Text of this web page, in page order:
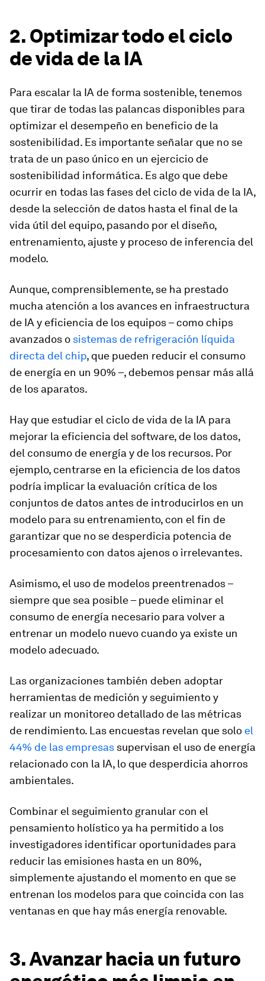
2. Optimizar todo el ciclo
de vida de la IA
Para escalar la IA de forma sostenible, tenemos
que tirar de todas las palancas disponibles para
optimizar el desempeño en beneficio de la
sostenibilidad. Es importante señalar que no se
trata de un paso único en un ejercicio de
sostenibilidad informática. Es algo que debe
ocurrir en todas las fases del ciclo de vida de la IA,
desde la selección de datos hasta el final de la
vida útil del equipo, pasando por el diseño,
entrenamiento, ajuste y proceso de inferencia del
modelo.
Aunque, comprensiblemente, se ha prestado
mucha atención a los avances en infraestructura
de IA y eficiencia de los equipos – como chips
avanzados o sistemas de refrigeración líquida
directa del chip, que pueden reducir el consumo
de energía en un 90% –, debemos pensar más allá
de los aparatos.
Hay que estudiar el ciclo de vida de la IA para
mejorar la eficiencia del software, de los datos,
del consumo de energía y de los recursos. Por
ejemplo, centrarse en la eficiencia de los datos
podría implicar la evaluación crítica de los
conjuntos de datos antes de introducirlos en un
modelo para su entrenamiento, con el fin de
garantizar que no se desperdicia potencia de
procesamiento con datos ajenos o irrelevantes.
Asimismo, el uso de modelos preentrenados –
siempre que sea posible – puede eliminar el
consumo de energía necesario para volver a
entrenar un modelo nuevo cuando ya existe un
modelo adecuado.
Las organizaciones también deben adoptar
herramientas de medición y seguimiento y
realizar un monitoreo detallado de las métricas
de rendimiento. Las encuestas revelan que solo el
44% de las empresas supervisan el uso de energía
relacionado con la IA, lo que desperdicia ahorros
ambientales.
Combinar el seguimiento granular con el
pensamiento holístico ya ha permitido a los
investigadores identificar oportunidades para
reducir las emisiones hasta en un 80%,
simplemente ajustando el momento en que se
entrenan los modelos para que coincida con las
ventanas en que hay más energía renovable.
3. Avanzar hacia un futuro